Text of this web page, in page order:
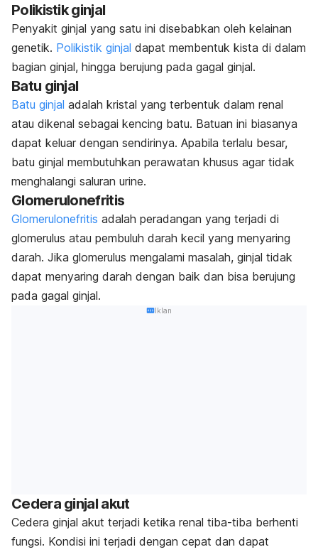
Polikistik ginjal
Penyakit ginjal yang satu ini disebabkan oleh kelainan
genetik. Polikistik ginjal dapat membentuk kista di dalam
bagian ginjal, hingga berujung pada gagal ginjal.
Batu ginjal
Batu ginjal adalah kristal yang terbentuk dalam renal
atau dikenal sebagai kencing batu. Batuan ini biasanya
dapat keluar dengan sendirinya. Apabila terlalu besar,
batu ginjal membutuhkan perawatan khusus agar tidak
menghalangi saluran urine.
Glomerulonefritis
Glomerulonefritis adalah peradangan yang terjadi di
glomerulus atau pembuluh darah kecil yang menyaring
darah. Jika glomerulus mengalami masalah, ginjal tidak
dapat menyaring darah dengan baik dan bisa berujung
pada gagal ginjal.
Iklan
Cedera ginjal akut
Cedera ginjal akut terjadi ketika renal tiba-tiba berhenti
fungsi. Kondisi ini terjadi dengan cepat dan dapat